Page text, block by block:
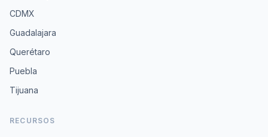
CDMX
Guadalajara
Querétaro
Puebla
Tijuana
RECURSOS